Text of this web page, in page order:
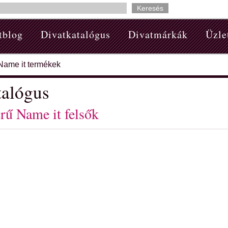
Divatkatalógus Divatmárkák
it termékek
Name it felsők